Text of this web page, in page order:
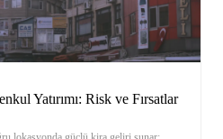
Yatırımı: Risk ve Fırsatlar